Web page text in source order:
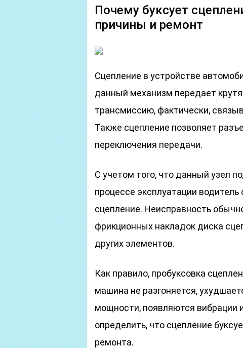
Почему буксует
причины и ремонт
Сцепление в устройстве
данный механизм передает
трансмиссию, фактически,
Также сцепление позволяет
переключения передачи.
С учетом того, что данный узел
процессе эксплуатации водитель
сцепление. Неисправность
фрикционных накладок диска
других элементов.
Как правило, пробуксовка
машина не разгоняется,
мощности, появляются вибрации
определить, что сцепление
ремонта.